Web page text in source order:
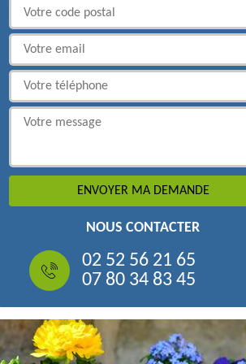
NOUS CONTACTER
02 52 56 21 65
07 80 34 83 45